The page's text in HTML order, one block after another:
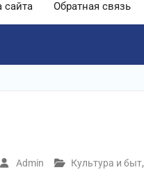
сайта Обратная связь
Admin Культура и быт,